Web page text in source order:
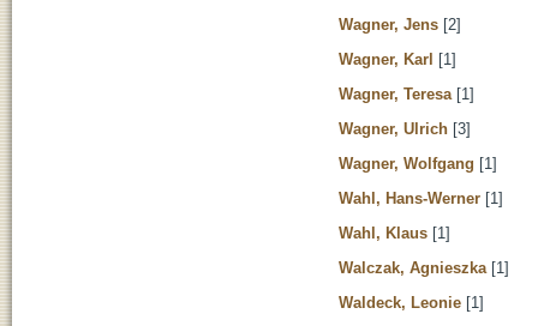
Wagner, Jens [2]
Wagner, Karl [1]
Wagner, Teresa [1]
Wagner, Ulrich [3]
Wagner, Wolfgang [1]
Wahl, Hans-Werner [1]
Wahl, Klaus [1]
Walczak, Agnieszka [1]
Waldeck, Leonie [1]